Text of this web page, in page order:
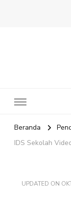
Beranda
IDS Sekolah
UPDATED ON